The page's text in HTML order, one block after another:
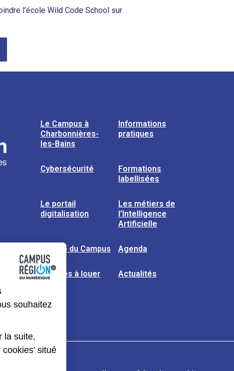
l’école Wild Code School sur
Le Campus à
Charbonnières-
les-Bains
Informations
pratiques
Cybersécurité
Formations
labellisées
Le portail
digitalisation
Les métiers de
l’Intelligence
Artificielle
L’usine du Campus Agenda
Espaces à louer Actualités
souhaitez
la suite,
cookies' situé